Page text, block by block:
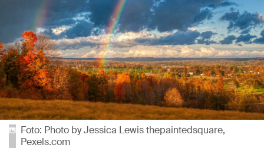
Foto: Photo by Jessica Lewis thepaintedsquare,
Pexels.com